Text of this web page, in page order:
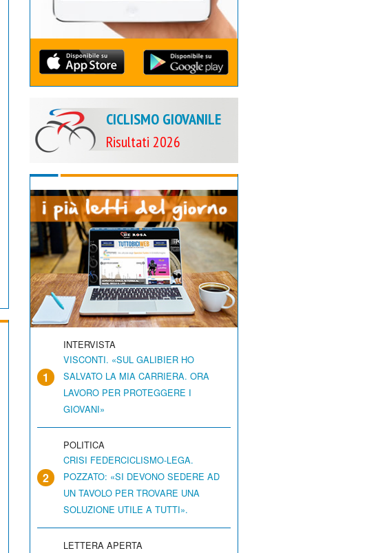
CICLISMO GIOVANILE
Risultati 2026
1
INTERVISTA
VISCONTI. «SUL GALIBIER HO
SALVATO LA MIA CARRIERA. ORA
LAVORO PER PROTEGGERE I
GIOVANI»
2
POLITICA
CRISI FEDERCICLISMO-LEGA.
POZZATO: «SI DEVONO SEDERE AD
UN TAVOLO PER TROVARE UNA
SOLUZIONE UTILE A TUTTI».
LETTERA APERTA